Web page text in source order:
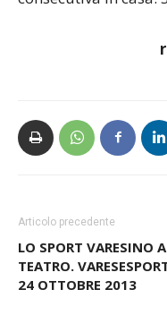
Articolo precedente
LO SPORT VARESINO A
TEATRO.
24 OTTOBRE 2013